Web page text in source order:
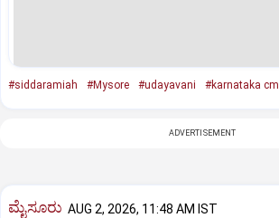
#siddaramiah #Mysore #udayavani #karnataka cm
ADVERTISEMENT
ಮೈಸೂರು AUG 2, 2026, 11:48 AM IST